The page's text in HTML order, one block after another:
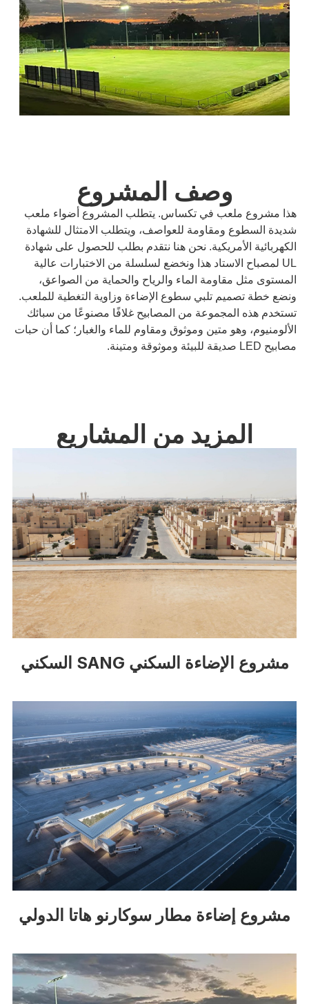
وصف المشروع
هذا مشروع ملعب في تكساس. يتطلب المشروع أضواء ملعب
شديدة السطوع ومقاومة للعواصف، ويتطلب الامتثال للشهادة
الكهربائية الأمريكية. نحن هنا نتقدم بطلب للحصول على شهادة
UL لمصباح الاستاد هذا ونخضع لسلسلة من الاختبارات عالية
المستوى مثل مقاومة الماء والرياح والحماية من الصواعق،
ونضع خطة تصميم تلبي سطوع الإضاءة وزاوية التغطية للملعب.
تستخدم هذه المجموعة من المصابيح غلافًا مصنوعًا من سبائك
الألومنيوم، وهو متين وموثوق ومقاوم للماء والغبار؛ كما أن حبات
مصابيح LED صديقة للبيئة وموثوقة ومتينة.
المزيد من المشاريع
مشروع الإضاءة السكني SANG السكني
مشروع إضاءة مطار سوكارنو هاتا الدولي